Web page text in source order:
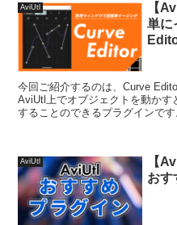
AviUtl
【
単に
今回ご紹介するのは、Curve
AviUtl上でオブジェクトを動かす
することのできるプラグインで
AviUtl
【
おす